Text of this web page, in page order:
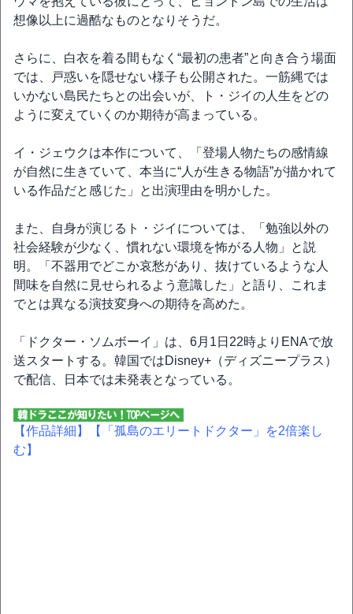
想像以上に過酷なものとなりそうだ。
さらに、白衣を着る間もなく“最初の患者”と向き合う場面
では、戸惑いを隠せない様子も公開された。一筋縄では
いかない島民たちとの出会いが、ト・ジイの人生をどの
ように変えていくのか期待が高まっている。
イ・ジェウクは本作について、「登場人物たちの感情線
が自然に生きていて、本当に“人が生きる物語”が描かれて
いる作品だと感じた」と出演理由を明かした。
また、自身が演じるト・ジイについては、「勉強以外の
社会経験が少なく、慣れない環境を怖がる人物」と説
明。「不器用でどこか哀愁があり、抜けているような人
間味を自然に見せられるよう意識した」と語り、これま
でとは異なる演技変身への期待を高めた。
「ドクター・ソムボーイ」は、6月1日22時よりENAで放
送スタートする。韓国ではDisney+（ディズニープラス）
で配信、日本では未発表となっている。
【作品詳細】
【「孤島のエリートドクター」を2倍楽し
む】